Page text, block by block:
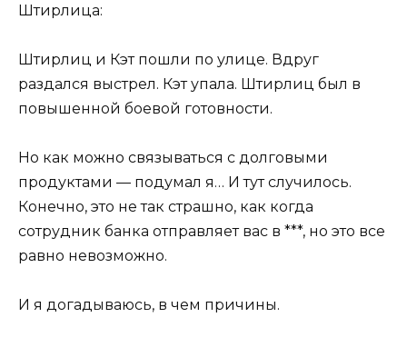
Штирлица:
Штирлиц и Кэт пошли по улице. Вдруг
раздался выстрел. Кэт упала. Штирлиц был в
повышенной боевой готовности.
Но как можно связываться с долговыми
продуктами — подумал я… И тут случилось.
Конечно, это не так страшно, как когда
сотрудник банка отправляет вас в ***, но это все
равно невозможно.
И я догадываюсь, в чем причины.